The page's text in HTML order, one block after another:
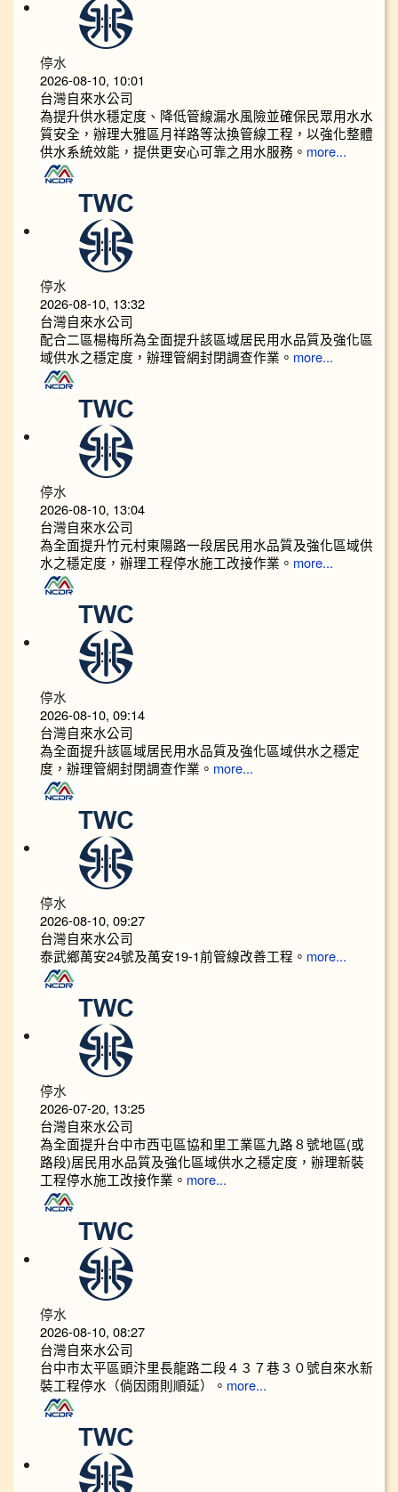
停水
2026-08-10, 10:01
台灣自來水公司
為提升供水穩定度、降低管線漏水風險並確保民眾用水水
質安全，辦理大雅區月祥路等汰換管線工程，以強化整體
供水系統效能，提供更安心可靠之用水服務。 more...
停水
2026-08-10, 13:32
台灣自來水公司
配合二區楊梅所為全面提升該區域居民用水品質及強化區
域供水之穩定度，辦理管網封閉調查作業。 more...
停水
2026-08-10, 13:04
台灣自來水公司
為全面提升竹元村東陽路一段居民用水品質及強化區域供
水之穩定度，辦理工程停水施工改接作業。 more...
停水
2026-08-10, 09:14
台灣自來水公司
為全面提升該區域居民用水品質及強化區域供水之穩定
度，辦理管網封閉調查作業。 more...
停水
2026-08-10, 09:27
台灣自來水公司
泰武鄉萬安24號及萬安19-1前管線改善工程。 more...
停水
2026-07-20, 13:25
台灣自來水公司
為全面提升台中市西屯區協和里工業區九路８號地區(或
路段)居民用水品質及強化區域供水之穩定度，辦理新裝
工程停水施工改接作業。 more...
停水
2026-08-10, 08:27
台灣自來水公司
台中市太平區頭汴里長龍路二段４３７巷３０號自來水新
裝工程停水（倘因雨則順延）。 more...